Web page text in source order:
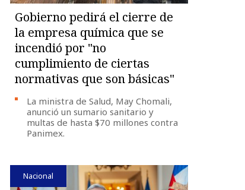
Gobierno pedirá el cierre de
la empresa química que se
incendió por "no
cumplimiento de ciertas
normativas que son básicas"
La ministra de Salud, May Chomali,
anunció un sumario sanitario y
multas de hasta $70 millones contra
Panimex.
Nacional